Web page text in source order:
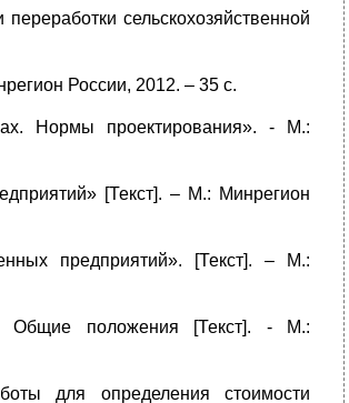
сельскохозяйственной
России, 2012. – 35 с.
Нормы проектирования». - М.:
[Текст]. – М.: Минрегион
предприятий». [Текст]. – М.:
Общие положения [Текст]. - М.:
для определения стоимости